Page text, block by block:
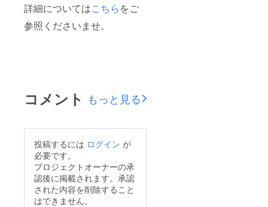
詳細についてはこちらをご
参照くださいませ。
コメント もっと見る
投稿するには ログイン が
必要です。
プロジェクトオーナーの承
認後に掲載されます。承認
された内容を削除すること
はできません。